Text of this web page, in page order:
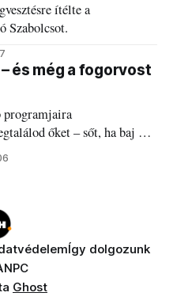
ítélte a
Szabolcsot.
és még a fogorvost
programjaira
őket – sőt, ha baj van
Így dolgozunk
Ghost